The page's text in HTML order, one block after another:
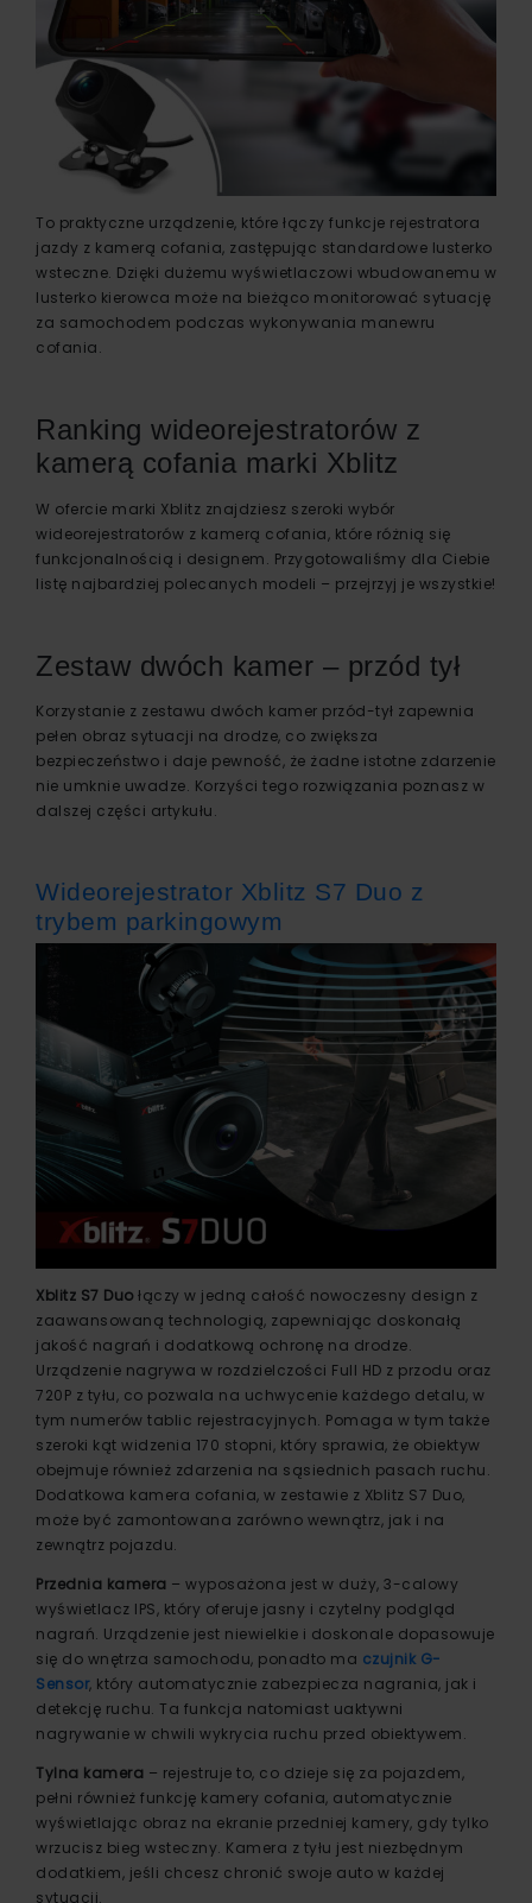
To praktyczne urządzenie, które łączy funkcje rejestratora
jazdy z kamerą cofania, zastępując standardowe lusterko
wsteczne. Dzięki dużemu wyświetlaczowi wbudowanemu w
lusterko kierowca może na bieżąco monitorować sytuację
za samochodem podczas wykonywania manewru
cofania.
Ranking wideorejestratorów z
kamerą cofania marki Xblitz
W ofercie marki Xblitz znajdziesz szeroki wybór
wideorejestratorów z kamerą cofania, które różnią się
funkcjonalnością i designem. Przygotowaliśmy dla Ciebie
listę najbardziej polecanych modeli – przejrzyj je wszystkie!
Zestaw dwóch kamer – przód tył
Korzystanie z zestawu dwóch kamer przód-tył zapewnia
pełen obraz sytuacji na drodze, co zwiększa
bezpieczeństwo i daje pewność, że żadne istotne zdarzenie
nie umknie uwadze. Korzyści tego rozwiązania poznasz w
dalszej części artykułu.
Wideorejestrator Xblitz S7 Duo z
trybem parkingowym
Xblitz S7 Duo łączy w jedną całość nowoczesny design z
zaawansowaną technologią, zapewniając doskonałą
jakość nagrań i dodatkową ochronę na drodze.
Urządzenie nagrywa w rozdzielczości Full HD z przodu oraz
720P z tyłu, co pozwala na uchwycenie każdego detalu, w
tym numerów tablic rejestracyjnych. Pomaga w tym także
szeroki kąt widzenia 170 stopni, który sprawia, że obiektyw
obejmuje również zdarzenia na sąsiednich pasach ruchu.
Dodatkowa kamera cofania, w zestawie z Xblitz S7 Duo,
może być zamontowana zarówno wewnątrz, jak i na
zewnątrz pojazdu.
Przednia kamera – wyposażona jest w duży, 3-calowy
wyświetlacz IPS, który oferuje jasny i czytelny podgląd
nagrań. Urządzenie jest niewielkie i doskonale dopasowuje
się do wnętrza samochodu, ponadto ma czujnik G-
Sensor, który automatycznie zabezpiecza nagrania, jak i
detekcję ruchu. Ta funkcja natomiast uaktywni
nagrywanie w chwili wykrycia ruchu przed obiektywem.
Tylna kamera – rejestruje to, co dzieje się za pojazdem,
pełni również funkcję kamery cofania, automatycznie
wyświetlając obraz na ekranie przedniej kamery, gdy tylko
wrzucisz bieg wsteczny. Kamera z tyłu jest niezbędnym
dodatkiem, jeśli chcesz chronić swoje auto w każdej
sytuacji.